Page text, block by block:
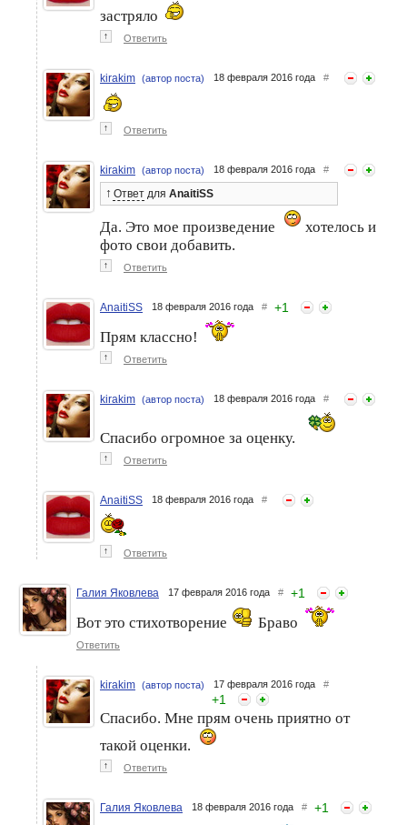
застряло
↑ Ответить
kirakim (автор поста) 18 февраля 2016 года #
↑ Ответить
kirakim (автор поста) 18 февраля 2016 года #
↑ Ответ для AnaitiSS
Да. Это мое произведение
хотелось и
фото свои добавить.
↑ Ответить
AnaitiSS 18 февраля 2016 года # +1
Прям классно!
↑ Ответить
kirakim (автор поста) 18 февраля 2016 года #
Спасибо огромное за оценку.
↑ Ответить
AnaitiSS 18 февраля 2016 года #
↑ Ответить
Галия Яковлева 17 февраля 2016 года # +1
Вот это стихотворение Браво
Ответить
kirakim (автор поста) 17 февраля 2016 года #
+1
Спасибо. Мне прям очень приятно от
такой оценки.
↑ Ответить
Галия Яковлева 18 февраля 2016 года # +1